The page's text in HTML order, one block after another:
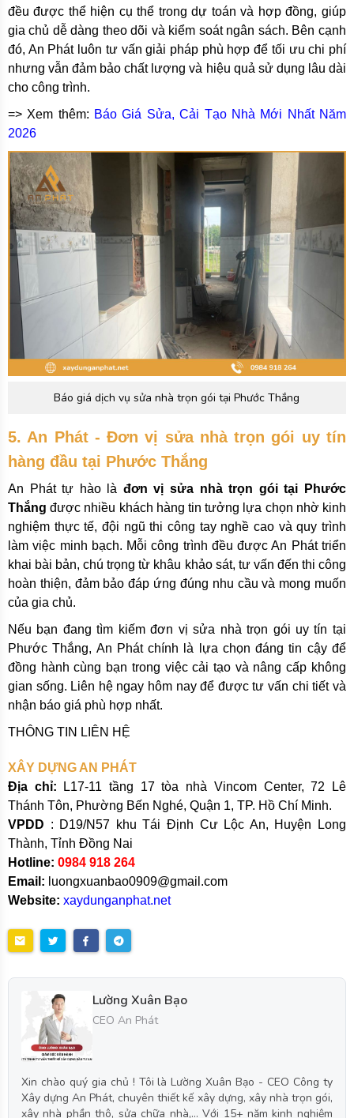
đều được thể hiện cụ thể trong dự toán và hợp đồng, giúp
gia chủ dễ dàng theo dõi và kiểm soát ngân sách. Bên cạnh
đó, An Phát luôn tư vấn giải pháp phù hợp để tối ưu chi phí
nhưng vẫn đảm bảo chất lượng và hiệu quả sử dụng lâu dài
cho công trình.
=> Xem thêm: Báo Giá Sửa, Cải Tạo Nhà Mới Nhất Năm
2026
Báo giá dịch vụ sửa nhà trọn gói tại Phước Thắng
5. An Phát - Đơn vị sửa nhà trọn gói uy tín
hàng đầu tại Phước Thắng
An Phát tự hào là đơn vị sửa nhà trọn gói tại Phước
Thắng được nhiều khách hàng tin tưởng lựa chọn nhờ kinh
nghiệm thực tế, đội ngũ thi công tay nghề cao và quy trình
làm việc minh bạch. Mỗi công trình đều được An Phát triển
khai bài bản, chú trọng từ khâu khảo sát, tư vấn đến thi công
hoàn thiện, đảm bảo đáp ứng đúng nhu cầu và mong muốn
của gia chủ.
Nếu bạn đang tìm kiếm đơn vị sửa nhà trọn gói uy tín tại
Phước Thắng, An Phát chính là lựa chọn đáng tin cậy để
đồng hành cùng bạn trong việc cải tạo và nâng cấp không
gian sống. Liên hệ ngay hôm nay để được tư vấn chi tiết và
nhận báo giá phù hợp nhất.
THÔNG TIN LIÊN HỆ
XÂY DỰNG AN PHÁT
Địa chỉ: L17-11 tầng 17 tòa nhà Vincom Center, 72 Lê
Thánh Tôn, Phường Bến Nghé, Quận 1, TP. Hồ Chí Minh.
VPDD : D19/N57 khu Tái Định Cư Lộc An, Huyện Long
Thành, Tỉnh Đồng Nai
Hotline: 0984 918 264
Email: luongxuanbao0909@gmail.com
Website: xaydunganphat.net
Lường Xuân Bạo
CEO An Phát
Xin chào quý gia chủ ! Tôi là Lường Xuân Bạo - CEO Công ty
Xây dựng An Phát, chuyên thiết kế xây dựng, xây nhà trọn gói,
xây nhà phần thô, sửa chữa nhà,... Với 15+ năm kinh nghiệm